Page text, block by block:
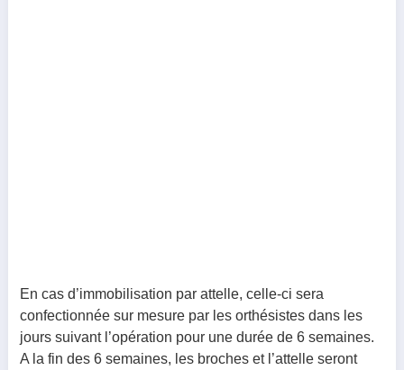
En cas d’immobilisation par attelle, celle-ci sera
confectionnée sur mesure par les orthésistes dans les
jours suivant l’opération pour une durée de 6 semaines.
A la fin des 6 semaines, les broches et l’attelle seront